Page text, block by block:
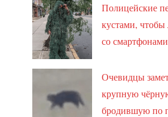
Полицейские
кустами, чтобы
со смартфонами
Очевидцы
крупную
бродившую по